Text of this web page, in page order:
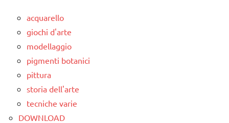
acquarello
giochi d'arte
modellaggio
pigmenti botanici
pittura
storia dell'arte
tecniche varie
DOWNLOAD